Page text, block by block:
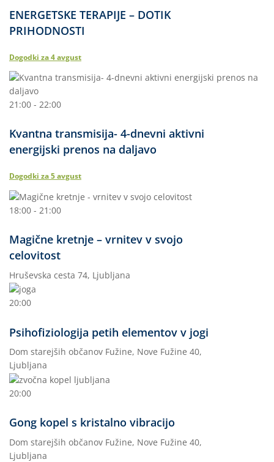
ENERGETSKE TERAPIJE – DOTIK
PRIHODNOSTI
Dogodki za4avgust
21:00 - 22:00
Kvantna transmisija- 4-dnevni aktivni
energijski prenos na daljavo
Dogodki za5avgust
18:00 - 21:00
Magične kretnje – vrnitev v svojo
celovitost
Hruševska cesta 74, Ljubljana
20:00
Psihofiziologija petih elementov v jogi
Dom starejših občanov Fužine, Nove Fužine 40,
Ljubljana
20:00
Gong kopel s kristalno vibracijo
Dom starejših občanov Fužine, Nove Fužine 40,
Ljubljana